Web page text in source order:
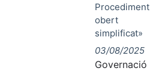
Procediment
obert
simplificat»
03/08/2025
Governació